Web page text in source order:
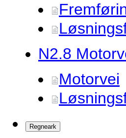
N2.8
Motorvei
Regneark